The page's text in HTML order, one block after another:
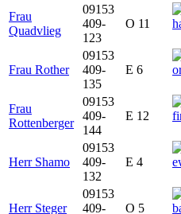
Frau
Quadvlieg
09153
409-
123
O 11
Frau Rother
09153
409-
135
E 6
Frau
Rottenberger
09153
409-
144
E 12
Herr Shamo
09153
409-
132
E 4
Herr Steger
09153
409-
O 5